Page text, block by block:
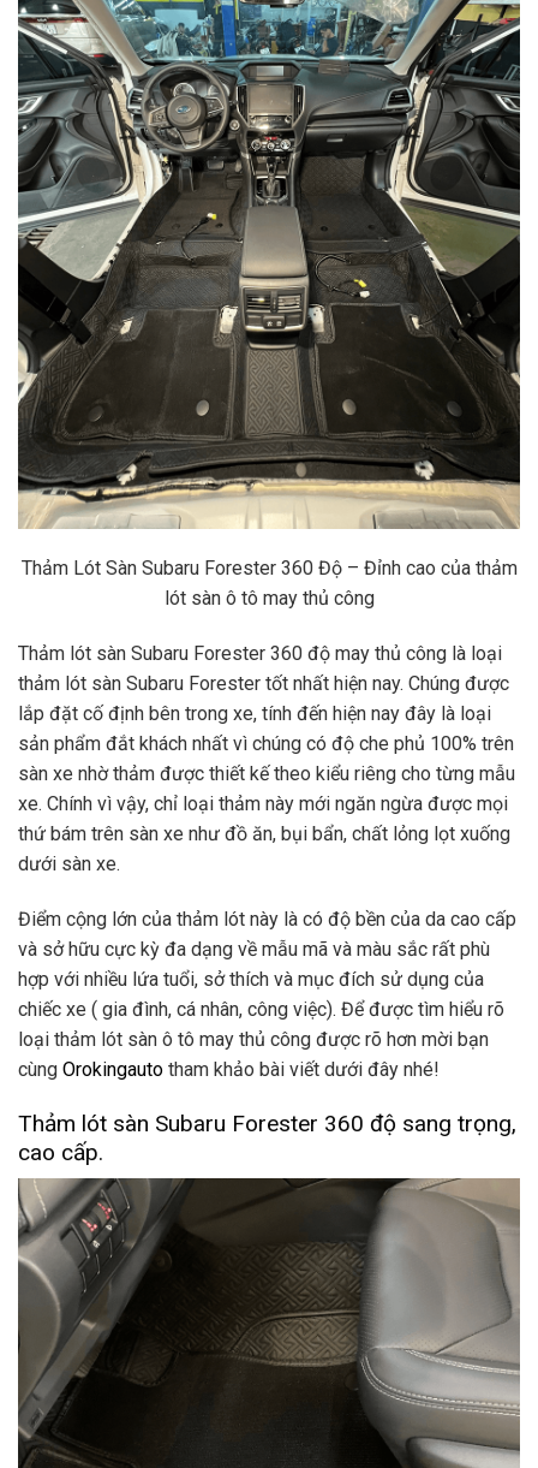
Thảm Lót Sàn Subaru Forester 360 Độ – Đỉnh cao của thảm
lót sàn ô tô may thủ công
Thảm lót sàn Subaru Forester 360 độ may thủ công là loại
thảm lót sàn Subaru Forester tốt nhất hiện nay. Chúng được
lắp đặt cố định bên trong xe, tính đến hiện nay đây là loại
sản phẩm đắt khách nhất vì chúng có độ che phủ 100% trên
sàn xe nhờ thảm được thiết kế theo kiểu riêng cho từng mẫu
xe. Chính vì vậy, chỉ loại thảm này mới ngăn ngừa được mọi
thứ bám trên sàn xe như đồ ăn, bụi bẩn, chất lỏng lọt xuống
dưới sàn xe.
Điểm cộng lớn của thảm lót này là có độ bền của da cao cấp
và sở hữu cực kỳ đa dạng về mẫu mã và màu sắc rất phù
hợp với nhiều lứa tuổi, sở thích và mục đích sử dụng của
chiếc xe ( gia đình, cá nhân, công việc). Để được tìm hiểu rõ
loại thảm lót sàn ô tô may thủ công được rõ hơn mời bạn
cùng Orokingauto tham khảo bài viết dưới đây nhé!
Thảm lót sàn Subaru Forester 360 độ sang trọng,
cao cấp.